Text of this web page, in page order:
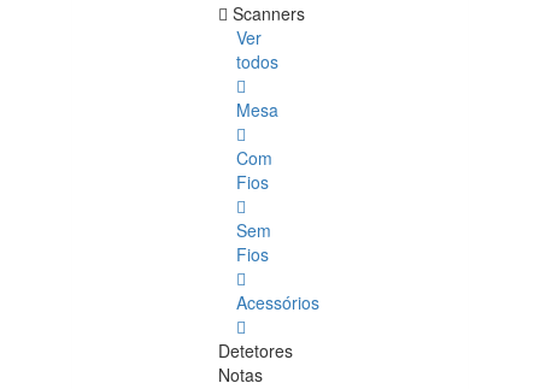
Scanners
Ver
todos
Mesa
Com
Fios
Sem
Fios
Acessórios
Detetores
Notas